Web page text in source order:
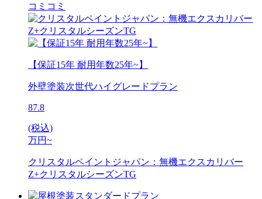
コミコミ
【保証15年 耐用年数25年~】
外壁塗装次世代ハイグレードプラン
87.8
(税込)
万円~
クリスタルペイントジャパン：無機エクスカリバー
Z+クリスタルシーズンTG